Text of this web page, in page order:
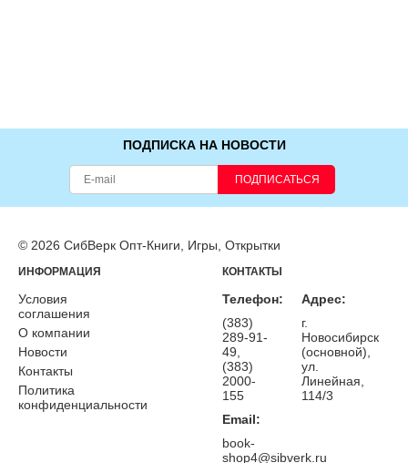
ПОДПИСКА НА НОВОСТИ
ПОДПИСАТЬСЯ
© 2026 СибВерк Опт-Книги, Игры, Открытки
ИНФОРМАЦИЯ
Условия
соглашения
О компании
Новости
Контакты
Политика
конфиденциальности
КОНТАКТЫ
Телефон:
(383)
289-91-
49,
(383)
2000-
155
Email:
book-
shop4@sibverk.ru
Адрес:
г.
Новосибирск
(основной),
ул.
Линейная,
114/3